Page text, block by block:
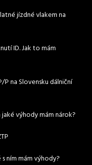
jízdné vlakem na
ID. Jak to mám
P na Slovensku dálniční
výhody mám nárok?
s ním mám výhody?